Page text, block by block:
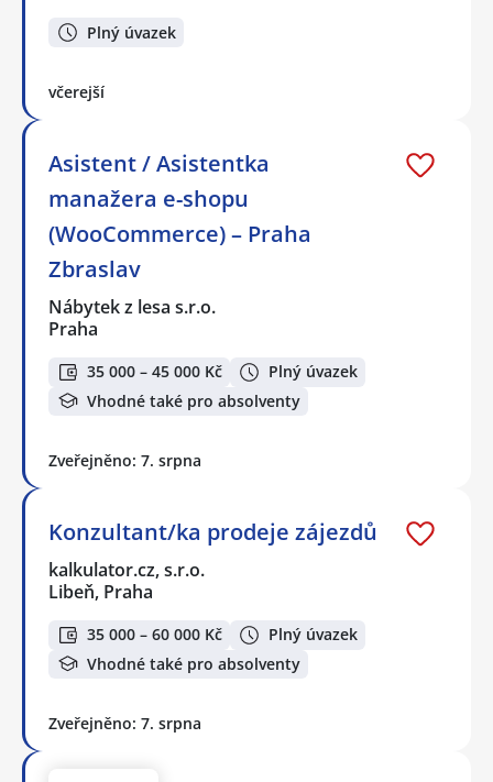
Plný úvazek
včerejší
Asistent / Asistentka
manažera e-shopu
(WooCommerce) – Praha
Zbraslav
Nábytek z lesa s.r.o.
Praha
35 000 – 45 000 Kč
Plný úvazek
Vhodné také pro absolventy
Zveřejněno: 7. srpna
Konzultant/ka prodeje zájezdů
kalkulator.cz, s.r.o.
Libeň, Praha
35 000 – 60 000 Kč
Plný úvazek
Vhodné také pro absolventy
Zveřejněno: 7. srpna